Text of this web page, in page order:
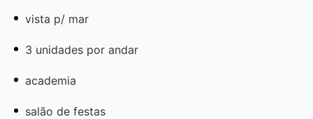
vista p/ mar
3 unidades por andar
academia
salão de festas